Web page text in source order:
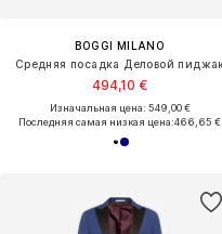
BOGGI MILANO
Средняя посадка Деловой
494,10 €
Изначальная цена: 549,00 €
Последняя самая низкая цена:466,65 €